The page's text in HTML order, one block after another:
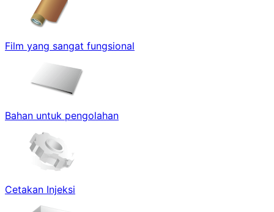
Film yang sangat fungsional
Bahan untuk pengolahan
Cetakan Injeksi